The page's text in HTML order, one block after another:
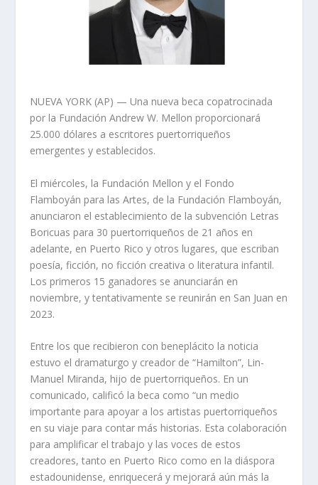
NUEVA YORK (AP) — Una nueva beca copatrocinada
por la Fundación Andrew W. Mellon proporcionará
25.000 dólares a escritores puertorriqueños
emergentes y establecidos.
El miércoles, la Fundación Mellon y el Fondo
Flamboyán para las Artes, de la Fundación Flamboyán,
anunciaron el establecimiento de la subvención Letras
Boricuas para 30 puertorriqueños de 21 años en
adelante, en Puerto Rico y otros lugares, que escriban
poesía, ficción, no ficción creativa o literatura infantil.
Los primeros 15 ganadores se anunciarán en
noviembre, y tentativamente se reunirán en San Juan en
2023.
Entre los que recibieron con beneplácito la noticia
estuvo el dramaturgo y creador de “Hamilton”, Lin-
Manuel Miranda, hijo de puertorriqueños. En un
comunicado, calificó la beca como “un medio
importante para apoyar a los artistas puertorriqueños
en su viaje para contar más historias. Esta colaboración
para amplificar el trabajo y las voces de estos
creadores, tanto en Puerto Rico como en la diáspora
estadounidense, enriquecerá y mejorará aún más la